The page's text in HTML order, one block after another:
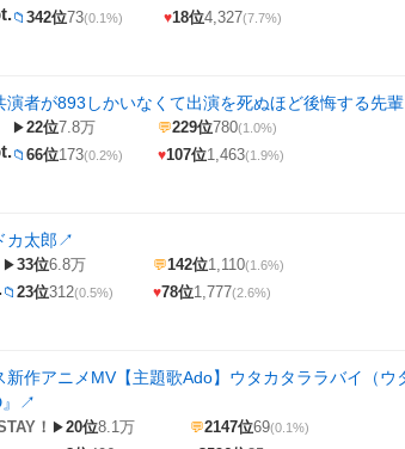
📁 342位73(0.1%) ♥18位4,327(7.7%)
演者が893しかいなくて出演を死ぬほど後悔する先輩
▶22位7.8万 💬229位780(1.0%)
📁 66位173(0.2%) ♥107位1,463(1.9%)
カ太郎↗
▶33位6.8万 💬142位1,110(1.6%)
📁 23位312(0.5%) ♥78位1,777(2.6%)
新作アニメMV【主題歌Ado】ウタカタララバイ（
↗
！ ▶20位8.1万 💬2147位69(0.1%)